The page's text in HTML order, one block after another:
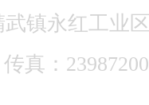
镇永红工业
真：23987200